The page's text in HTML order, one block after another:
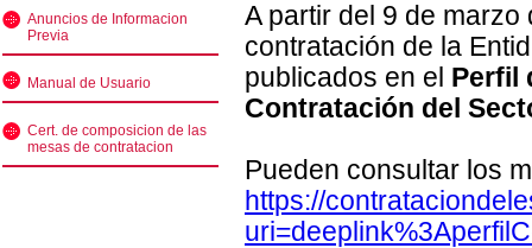
Anuncios de Informacion
Previa
Manual de Usuario
Cert. de composicion de las
mesas de contratacion
A partir del 9 de
contratación de la
publicados en el Perfil
Contratación del
Pueden consultar los
https://